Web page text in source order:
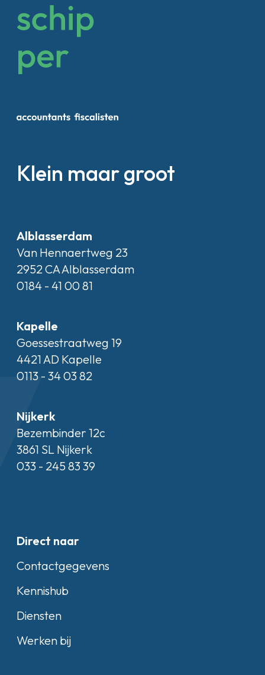
Klein maar groot
Alblasserdam
Van Hennaertweg 23
2952 CA Alblasserdam
0184 - 41 00 81
Kapelle
Goessestraatweg 19
4421 AD Kapelle
0113 - 34 03 82
Nijkerk
Bezembinder 12c
3861 SL Nijkerk
033 - 245 83 39
Direct naar
Contactgegevens
Kennishub
Diensten
Werken bij